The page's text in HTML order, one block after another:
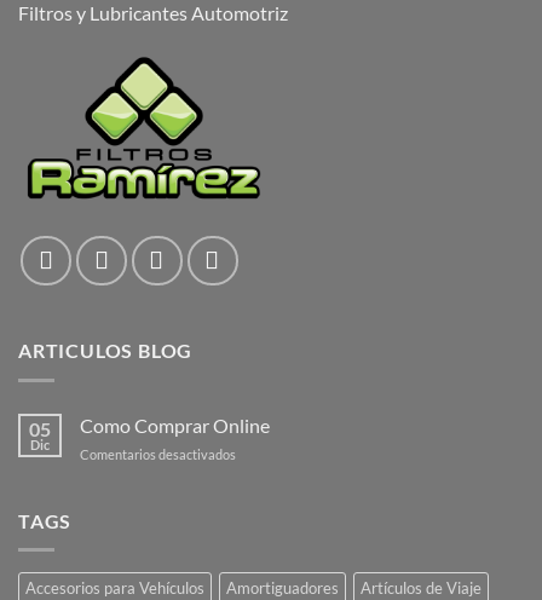
Filtros y Lubricantes Automotriz
ARTICULOS BLOG
05
Dic
Como Comprar Online
Comentarios desactivados
TAGS
Accesorios para Vehículos Amortiguadores
Artículos de Viaje